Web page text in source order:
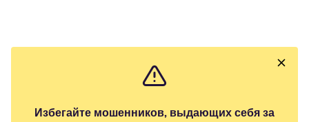
Избегайте мошенников, выдающих себя за